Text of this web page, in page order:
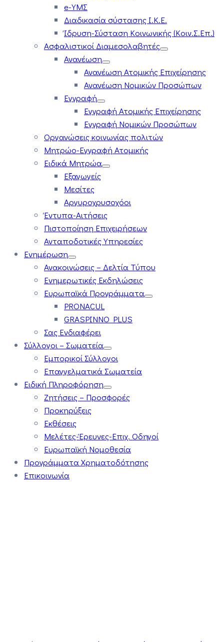
e-ΥΜΣ
Διαδικασία σύστασης Ι.Κ.Ε.
Ίδρυση-Σύσταση Κοινωνικής (Κοιν.Σ.Επ.)
Ασφαλιστικοί Διαμεσολαβητές
Ανανέωση
Ανανέωση Ατομικής Επιχείρησης
Ανανέωση Νομικών Προσώπων
Εγγραφή
Εγγραφή Ατομικής Επιχείρησης
Εγγραφή Νομικών Προσώπων
Οργανώσεις κοινωνίας πολιτών
Μητρώο-Εγγραφή Ατομικής
Ειδικά Μητρώα
Εξαγωγείς
Μεσίτες
Αργυροχρυσοχόοι
Έντυπα-Αιτήσεις
Πιστοποίηση Επιχειρήσεων
Ανταποδοτικές Υπηρεσίες
Ενημέρωση
Ανακοινώσεις – Δελτία Τύπου
Ενημερωτικές Εκδηλώσεις
Ευρωπαϊκά Προγράμματα
PRONACUL
GRASPINNO PLUS
Σας Ενδιαφέρει
Σύλλογοι – Σωματεία
Εμπορικοί Σύλλογοι
Επαγγελματικά Σωματεία
Ειδική Πληροφόρηση
Ζητήσεις – Προσφορές
Προκηρύξεις
Εκθέσεις
Μελέτες-Έρευνες-Επιχ. Οδηγοί
Ευρωπαϊκή Νομοθεσία
Προγράμματα Χρηματοδότησης
Επικοινωνία